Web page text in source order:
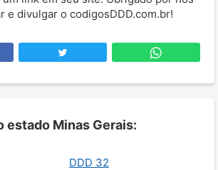
e divulgar o codigosDDD.com.br!
estado Minas Gerais:
DDD 32